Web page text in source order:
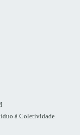
à Coletividade